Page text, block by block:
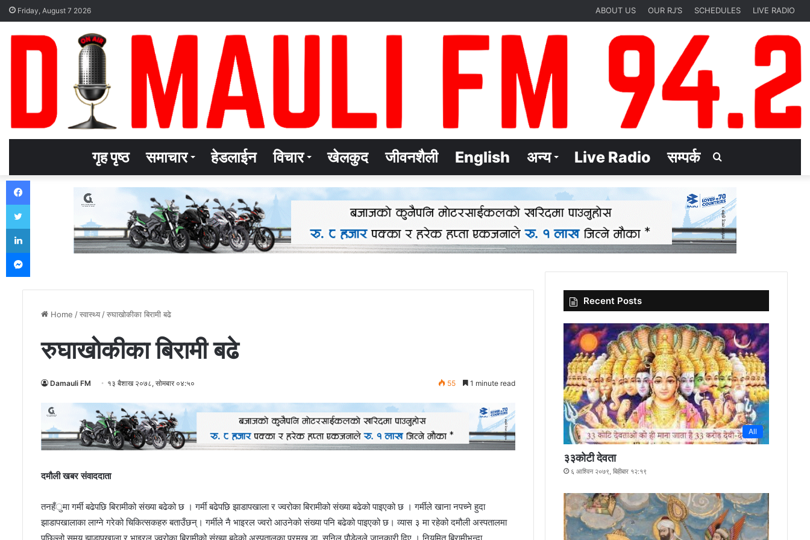
Friday, August 7 2026 ABOUT US OUR RJ’S SCHEDULES LIVE RADIO
गृह पृष्ठ समाचार हेडलाईन विचार खेलकुद जीवनशैली English अन्य Live Radio सम्पर्क
for
Home /स्वास्थ्य /रुघाखोकीका बिरामी बढे
रुघाखोकीका बिरामी बढे
Damauli FM १३ बैशाख २०७८, सोमबार ०४:५० 55 1 minute read
दमौली खबर संवाददाता
तनहँुमा गर्मी बढेपछि बिरामीको संख्या बढेको छ । गर्मी बढेपछि झाडापखाला र ज्वरोका बिरामीको संख्या बढेको पाइएको छ । गर्मीले खाना नपच्ने हुदा
झाडापखालाका लाग्ने गरेको चिकित्सकहरु बताउँछन्। गर्मीले नै भाइरल ज्वरो आउनेको संख्या पनि बढेको पाइएको छ। व्यास ३ मा रहेको दमौली अस्पतालमा
Recent Posts
All
३३कोटी देवता
६ आश्विन २०७९, बिहीबार १२:१९
Facebook
Twitter
LinkedIn
Messenger